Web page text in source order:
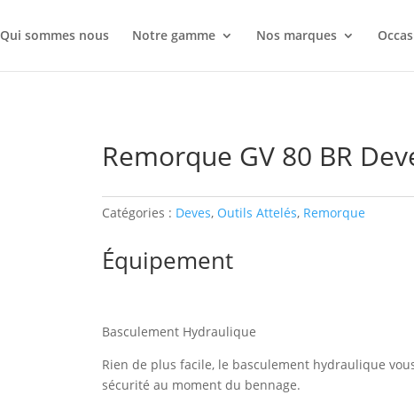
Qui sommes nous Notre gamme Nos marques
Remorque GV 80 BR
Catégories : Deves, Outils Attelés, Remorque
Équipement
Basculement Hydraulique
Rien de plus facile, le basculement hydraulique
sécurité au moment du bennage.